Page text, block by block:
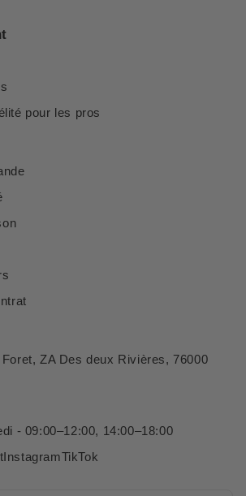
pour les pros
ZA Des deux Rivières, 76000
- 09:00–12:00, 14:00–18:00
InstagramTikTok